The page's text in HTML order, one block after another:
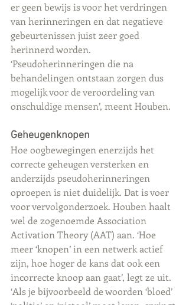
er geen bewijs is voor het verdringen
van herinneringen en dat negatieve
gebeurtenissen juist zeer goed
herinnerd worden.
‘Pseudoherinneringen die na
behandelingen ontstaan zorgen dus
mogelijk voor de veroordeling van
onschuldige mensen’, meent Houben.
Geheugenknopen
Hoe oogbewegingen enerzijds het
correcte geheugen versterken en
anderzijds pseudoherinneringen
oproepen is niet duidelijk. Dat is voer
voor vervolgonderzoek. Houben haalt
wel de zogenoemde Association
Activation Theory (AAT) aan. ‘Hoe
meer ‘knopen’ in een netwerk actief
zijn, hoe hoger de kans dat ook een
incorrecte knoop aan gaat’, legt ze uit.
‘Als je bijvoorbeeld de woorden ‘bloed’